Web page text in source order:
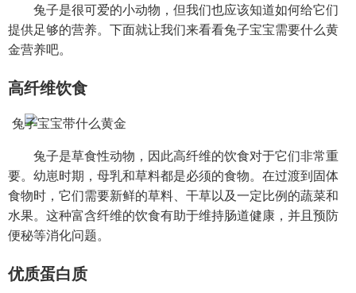
兔子是很可爱的小动物，但我们也应该知道如何给它们
提供足够的营养。下面就让我们来看看兔子宝宝需要什么黄
金营养吧。
高纤维饮食
兔子是草食性动物，因此高纤维的饮食对于它们非常重
要。幼崽时期，母乳和草料都是必须的食物。在过渡到固体
食物时，它们需要新鲜的草料、干草以及一定比例的蔬菜和
水果。这种富含纤维的饮食有助于维持肠道健康，并且预防
便秘等消化问题。
优质蛋白质